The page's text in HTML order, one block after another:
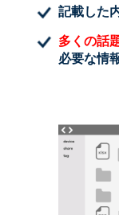
記載した
多くの話
必要な情